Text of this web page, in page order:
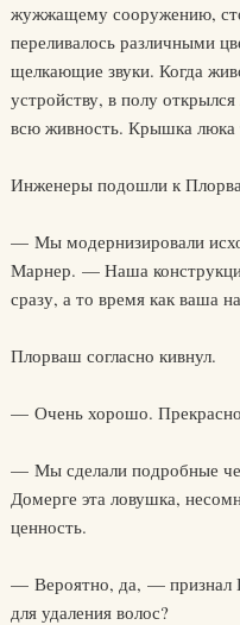
жужжащему сооружению,
переливалось различными
щелкающие звуки. Когда
устройству, в полу
всю живность. Крышка люка
Инженеры подошли к
— Мы модернизировали
Марнер. — Наша
сразу, а то время как ваша
Плорваш согласно кивнул.
— Очень хорошо.
— Мы сделали подробные
Домерге эта ловушка,
ценность.
— Вероятно, да, — признал
для удаления волос?